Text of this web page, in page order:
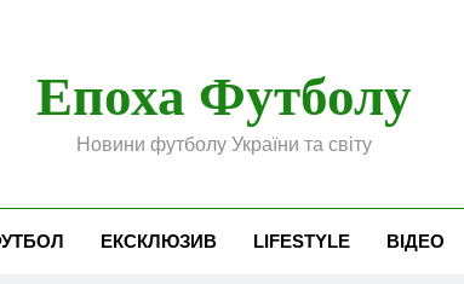
Епоха Футболу
Новини футболу України та світу
ЕКСКЛЮЗИВ LIFESTYLE ВІДЕО